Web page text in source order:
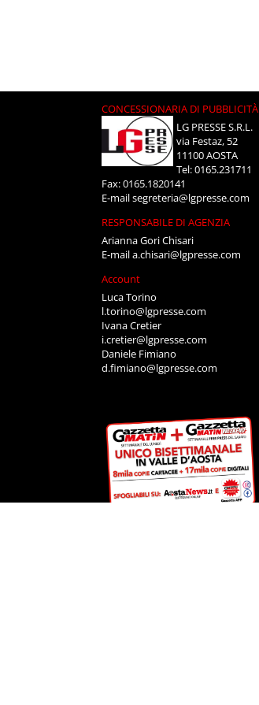
CONCESSIONARIA DI PUBBLICITÀ
LG PRESSE S.R.L.
via Festaz, 52
11100 AOSTA
Tel: 0165.231711
Fax: 0165.1820141
E-mailsegreteria@lgpresse.com
RESPONSABILE DI AGENZIA
Arianna Gori Chisari
E-maila.chisari@lgpresse.com
Account
Luca Torino
l.torino@lgpresse.com
Ivana Cretier
i.cretier@lgpresse.com
Daniele Fimiano
d.fimiano@lgpresse.com